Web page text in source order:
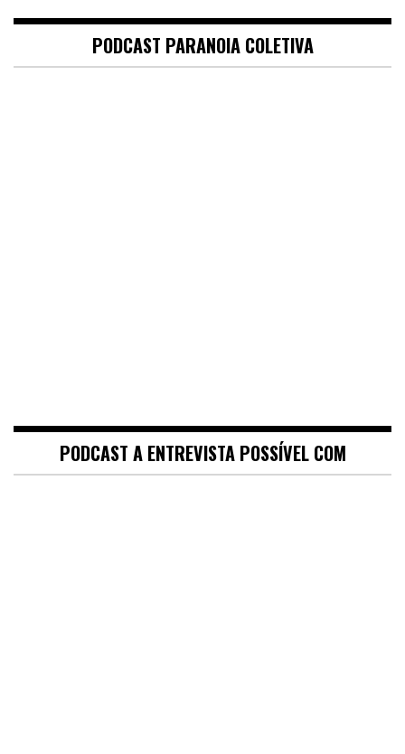
PODCAST PARANOIA COLETIVA
PODCAST A ENTREVISTA POSSÍVEL COM